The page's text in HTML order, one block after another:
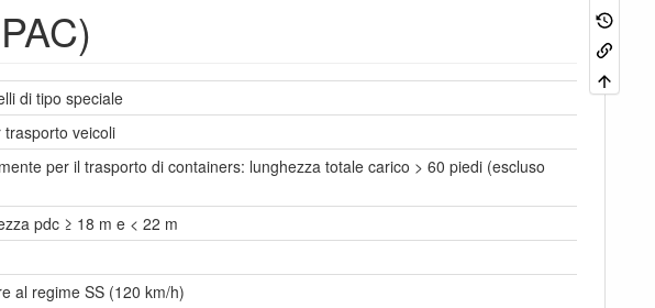
di tipo speciale
veicoli
per il trasporto di containers: lunghezza totale carico > 60 piedi (escluso
pdc ≥ 18 m e < 22 m
al regime SS (120 km/h)